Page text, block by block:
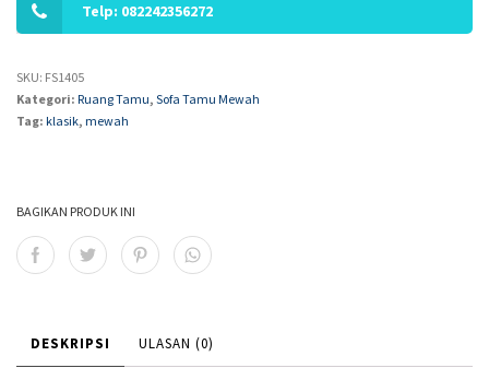
Telp: 082242356272
SKU: FS1405
Kategori: Ruang Tamu, Sofa Tamu Mewah
Tag: klasik, mewah
BAGIKAN PRODUK INI
DESKRIPSI ULASAN (0)